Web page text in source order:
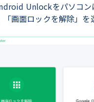
Unlockをパソコ
画面ロックを解除」を